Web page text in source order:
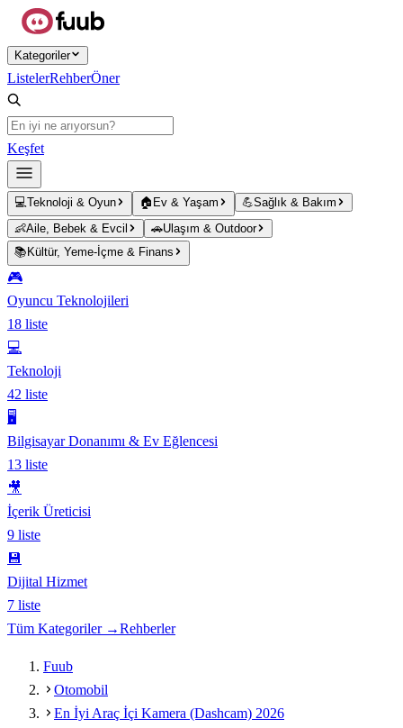
Ana içeriğe atla
Kategoriler
ListelerRehberÖner
Keşfet
💻Teknoloji & Oyun 🏠 Ev & Yaşam 💪Sağlık & Bakım
👶Aile, Bebek & Evcil 🚗Ulaşım & Outdoor
📚 Kültür, Yeme-İçme & Finans
🎮
Oyuncu Teknolojileri
18 liste
💻
Teknoloji
42 liste
🖥️
Bilgisayar Donanımı & Ev Eğlencesi
13 liste
🎥
İçerik Üreticisi
9 liste
💾
Dijital Hizmet
7 liste
Tüm Kategoriler →Rehberler
Fuub
Otomobil
En İyi Araç İçi Kamera (Dashcam) 2026